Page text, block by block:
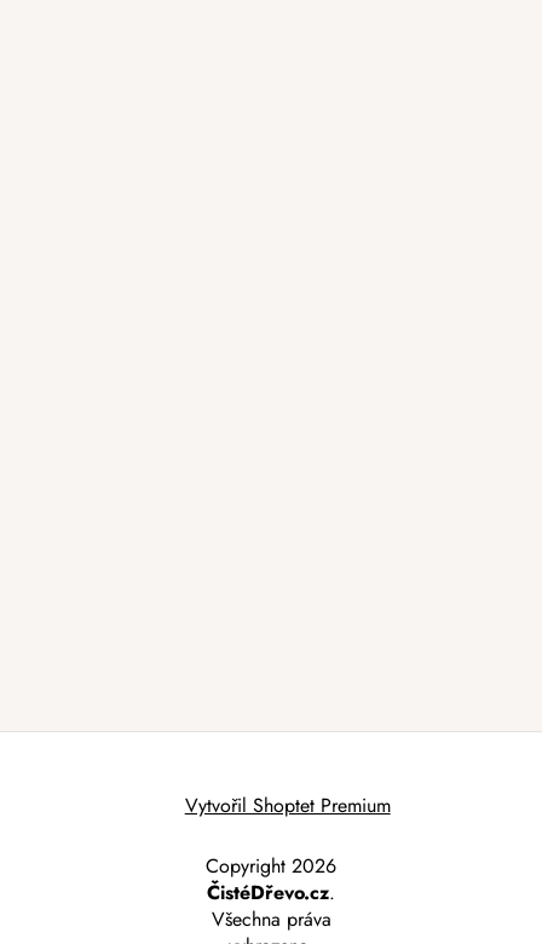
Vytvořil Shoptet Premium
Copyright 2026
ČistéDřevo.cz.
Všechna práva